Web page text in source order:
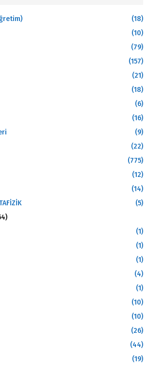
(18)
(10)
(79)
(157)
(21)
(18)
(6)
(16)
(9)
(22)
(775)
(12)
(14)
(5)
(1)
(1)
(1)
(4)
(1)
(10)
(10)
(26)
(44)
(19)